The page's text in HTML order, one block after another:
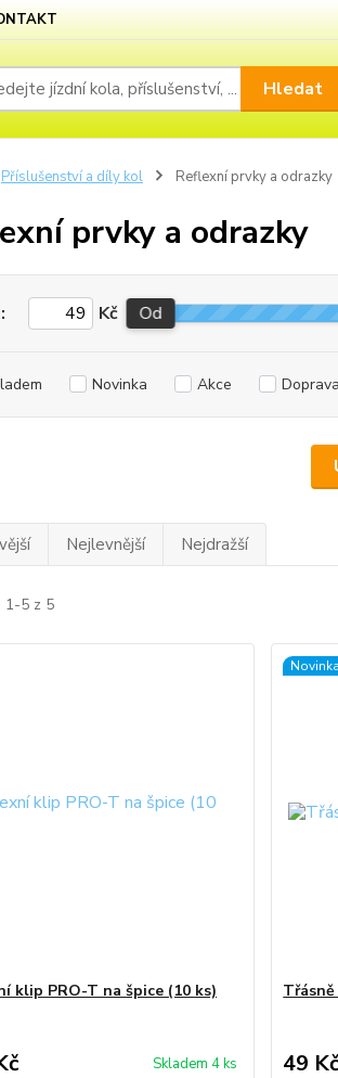
Hledat
Příslušenství a díly kol Reflexní prvky a odrazky
prvky a odrazky
Kč Od
Novinka Akce
Nejlevnější Nejdražší
1-5 z 5
klip PRO-T na špice (10 ks)
Skladem 4 ks
Novinka
49 Kč